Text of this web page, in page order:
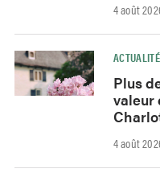
4 août
Plus
valeur
4 août